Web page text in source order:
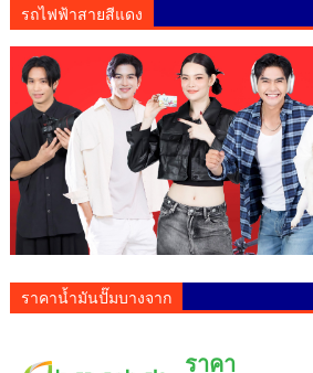
รถไฟฟ้าสายสีแดง
ราคาน้ำมันปั๊มบางจาก